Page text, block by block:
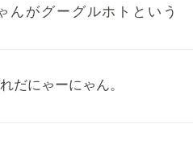
んがグーグルホトという
だにゃーにゃん。